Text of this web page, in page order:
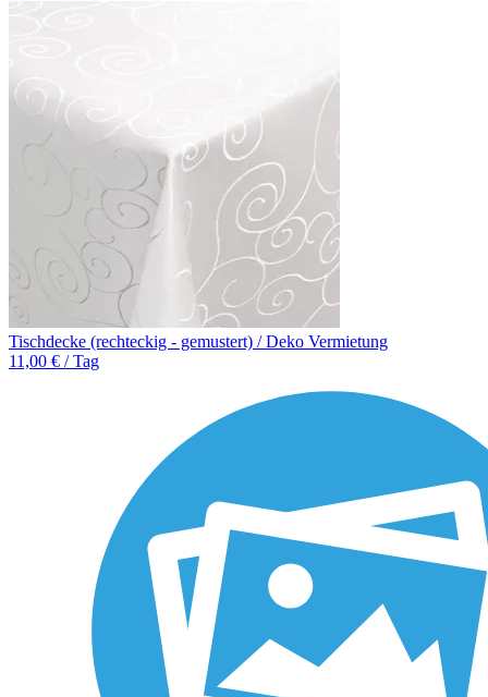
Tischdecke (rechteckig - gemustert) / Deko Vermietung
11,00 € / Tag